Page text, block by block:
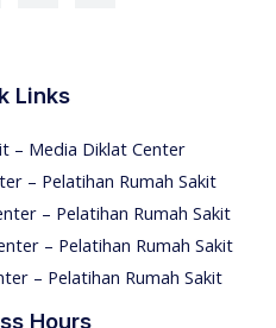
Links
– Media Diklat Center
– Pelatihan Rumah Sakit
– Pelatihan Rumah Sakit
– Pelatihan Rumah Sakit
– Pelatihan Rumah Sakit
Hours